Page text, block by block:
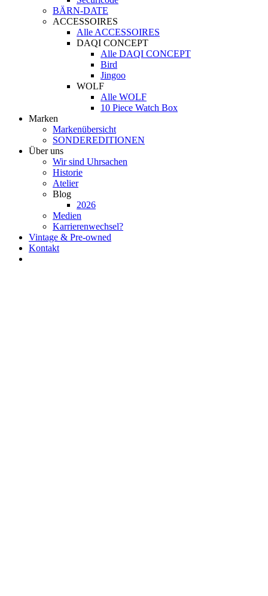
BÄRN-DATE
ACCESSOIRES
Alle ACCESSOIRES
DAQI CONCEPT
Alle DAQI CONCEPT
Bird
Jingoo
WOLF
Alle WOLF
10 Piece Watch Box
Marken
Markenübersicht
SONDEREDITIONEN
Über uns
Wir sind Uhrsachen
Historie
Atelier
Blog
2026
Medien
Karrierenwechsel?
Vintage & Pre-owned
Kontakt